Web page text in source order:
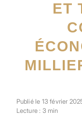
ET
Publié le 13 février
Lecture : 3 min